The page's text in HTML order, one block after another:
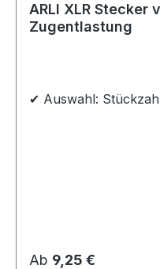
ARLI XLR
Zugentlastung
✔ Auswahl:
Regulärer Preis:
Ab 9,25 €